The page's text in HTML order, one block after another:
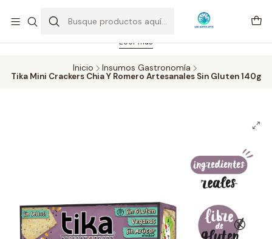
Feriado 21-05-2026 atención hasta las 14 hrs. Envío GRATIS mismo
día solo área Metropolitana Santiago por compras desde CLP 39.900.
Pedidos hasta 16 hrs., sábados y domingos hasta 14 hrs.
Leer más
Inicio
Insumos Gastronomía
Tika Mini Crackers Chia Y Romero Artesanales Sin Gluten 140g